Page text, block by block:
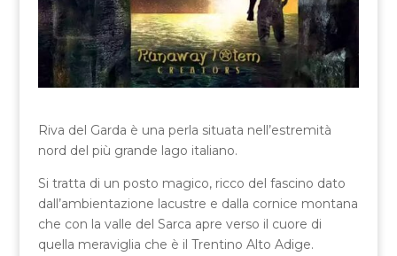
Riva del Garda è una perla situata nell’estremità
nord del più grande lago italiano.
Si tratta di un posto magico, ricco del fascino dato
dall’ambientazione lacustre e dalla cornice montana
che con la valle del Sarca apre verso il cuore di
quella meraviglia che è il Trentino Alto Adige.